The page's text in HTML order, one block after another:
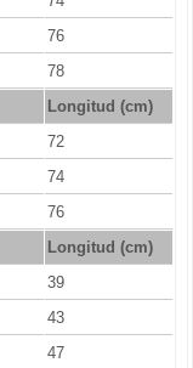
76
78
Longitud (cm)
72
74
76
Longitud (cm)
39
43
47